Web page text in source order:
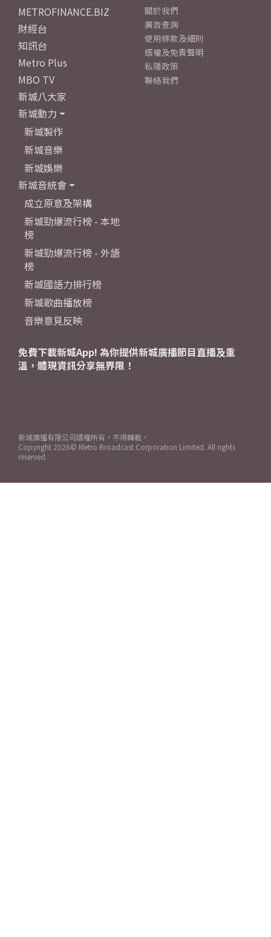
METROFINANCE.BIZ
財經台
知訊台
Metro Plus
MBO TV
新城八大家
新城動力
新城製作
新城音樂
新城娛樂
新城音統會
成立原意及架構
新城勁爆流行榜 - 本地
榜
新城勁爆流行榜 - 外語
榜
新城國語力排行榜
新城歌曲播放榜
音樂意見反映
關於我們
廣告查詢
使用條款及細則
版權及免責聲明
私隱政策
聯絡我們
免費下載新城App! 為你提供新城廣播節目直播及重
溫，體現資訊分享無界限！
新城廣播有限公司版權所有，不得轉載。
Copyright 2026© Metro Broadcast Corporation Limited. All rights
reserved.